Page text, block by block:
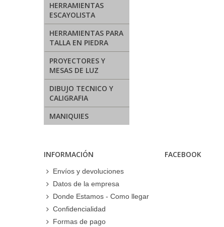
HERRAMIENTAS
ESCAYOLISTA
HERRAMIENTAS PARA
TALLA EN PIEDRA
PROYECTORES Y
MESAS DE LUZ
DIBUJO TECNICO Y
CALIGRAFIA
MANIQUIES
INFORMACIÓN
Envíos y devoluciones
Datos de la empresa
Donde Estamos - Como llegar
Confidencialidad
Formas de pago
FACEBOOK